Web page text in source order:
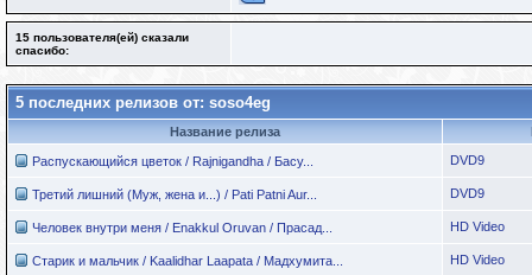
15 пользователя(ей) сказали
cпасибо:
5 последних релизов от: soso4eg
Название релиза
Распускающийся цветок / Rajnigandha / Басу... DVD9
Третий лишний (Муж, жена и...) / Pati Patni Aur... DVD9
Человек внутри меня / Enakkul Oruvan / Прасад... HD Video
Старик и мальчик / Kaalidhar Laapata / Мадхумита... HD Video